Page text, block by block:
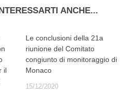
ANCHE...
il
Le conclusioni della 21a
riunione del Comitato
congiunto di monitoraggio di
Monaco
15/12/2020